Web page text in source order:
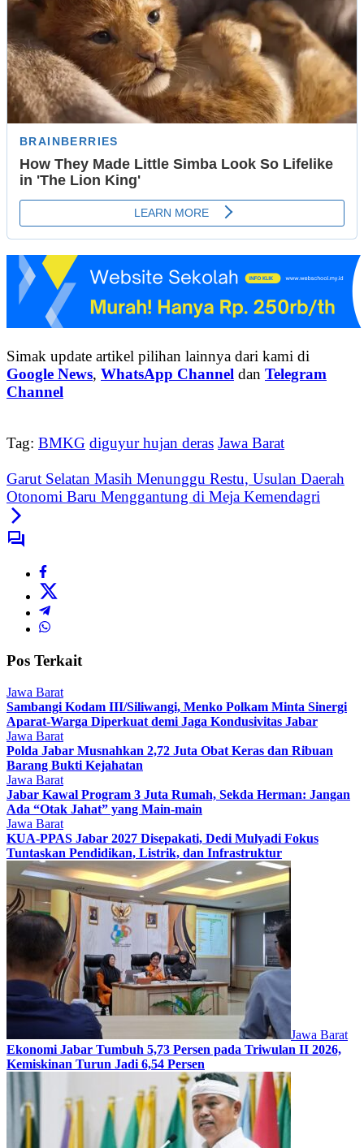
Simak update artikel pilihan lainnya dari kami di
Google News, WhatsApp Channel dan Telegram
Channel
Tag: BMKG diguyur hujan deras Jawa Barat
Garut Selatan Masih Menunggu Restu, Usulan Daerah
Otonomi Baru Menggantung di Meja Kemendagri
Pos Terkait
Jawa Barat
Sambangi Kodam III/Siliwangi, Menko Polkam Minta Sinergi
Aparat-Warga Diperkuat demi Jaga Kondusivitas Jabar
Jawa Barat
Polda Jabar Musnahkan 2,72 Juta Obat Keras dan Ribuan
Barang Bukti Kejahatan
Jawa Barat
Jabar Kawal Program 3 Juta Rumah, Sekda Herman: Jangan
Ada “Otak Jahat” yang Main-main
Jawa Barat
KUA-PPAS Jabar 2027 Disepakati, Dedi Mulyadi Fokus
Tuntaskan Pendidikan, Listrik, dan Infrastruktur
Jawa Barat
Ekonomi Jabar Tumbuh 5,73 Persen pada Triwulan II 2026,
Kemiskinan Turun Jadi 6,54 Persen